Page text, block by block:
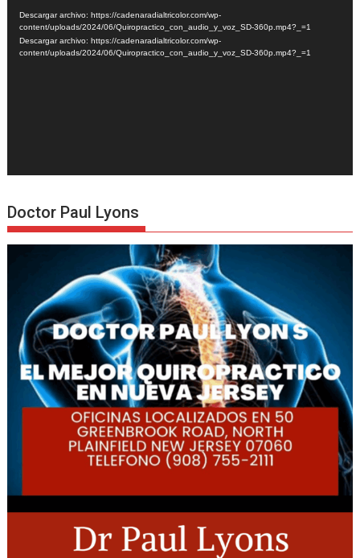
de
vídeo
Descargar archivo: https://cadenaradialtricolor.com/wp-
content/uploads/2024/06/Quiropractico_con_audio_y_voz_SD-360p.mp4?_=1
Descargar archivo: https://cadenaradialtricolor.com/wp-
content/uploads/2024/06/Quiropractico_con_audio_y_voz_SD-360p.mp4?_=1
Doctor Paul Lyons